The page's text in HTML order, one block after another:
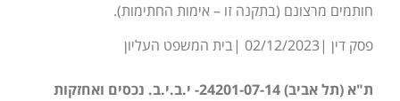
חותמים מרצונם (בתקנה זו – אימות החתימות).
פסק דין |02/12/2023 |בית המשפט העליון
ת"א (תל אביב) 24201-07-14- י.ב.י.ב. נכסים ואחזקות